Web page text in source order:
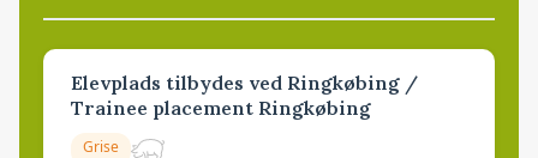
Elevplads tilbydes ved Ringkøbing /
Trainee placement Ringkøbing
Grise